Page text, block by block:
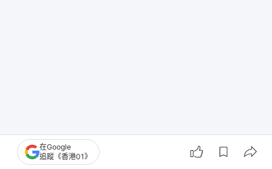
在Google
追蹤《香港01》